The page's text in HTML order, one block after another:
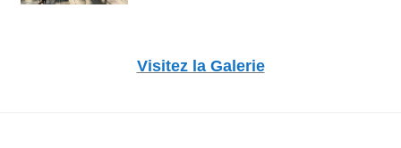
Visitez la Galerie